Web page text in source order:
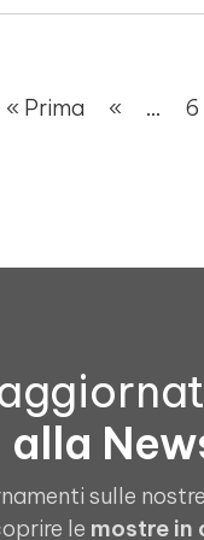
« Prima « ... 6
sulle
le mostre in